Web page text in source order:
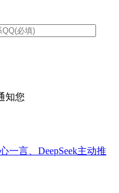
知您
一言、DeepSeek主动推